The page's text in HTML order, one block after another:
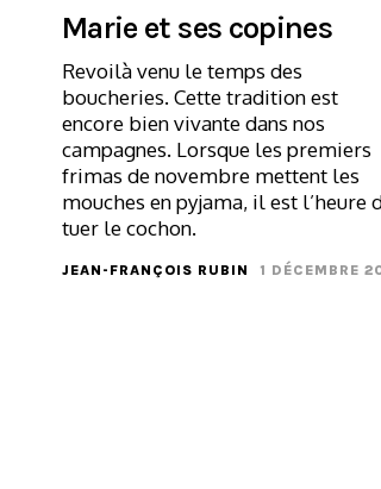
Marie et ses copines
Revoilà venu le temps des
boucheries. Cette tradition est
encore bien vivante dans nos
campagnes. Lorsque les premiers
frimas de novembre mettent les
mouches en pyjama, il est l’heure
tuer le cochon.
JEAN-FRANÇOIS RUBIN 1 DÉCEMBRE